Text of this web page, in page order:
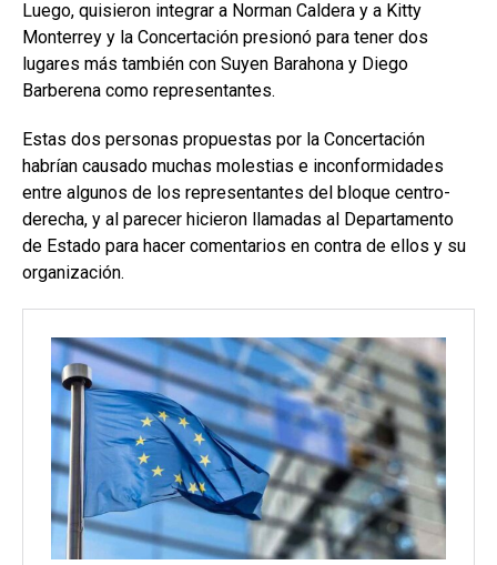
Luego, quisieron integrar a Norman Caldera y a Kitty
Monterrey y la Concertación presionó para tener dos
lugares más también con Suyen Barahona y Diego
Barberena como representantes.
Estas dos personas propuestas por la Concertación
habrían causado muchas molestias e inconformidades
entre algunos de los representantes del bloque centro-
derecha, y al parecer hicieron llamadas al Departamento
de Estado para hacer comentarios en contra de ellos y su
organización.